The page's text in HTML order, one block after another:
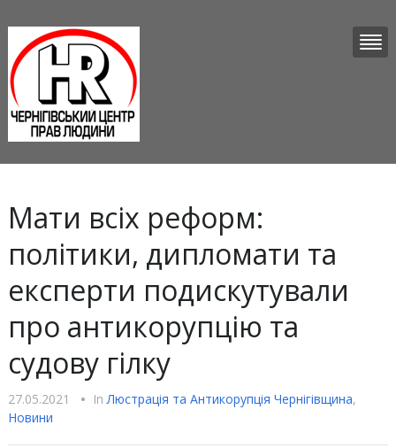
Мати всіх реформ:
політики, дипломати та
експерти подискутували
про антикорупцію та
судову гілку
27.05.2021 • InЛюстрацiя та Антикорупцiя Чернігівщина,
Новини